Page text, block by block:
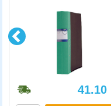
41.10